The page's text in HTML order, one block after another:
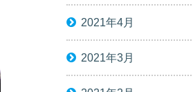
2021年4月
2021年3月